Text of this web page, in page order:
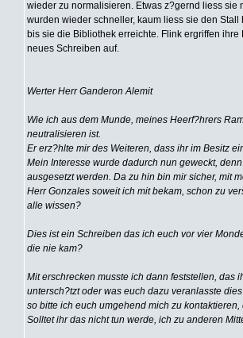
wieder zu normalisieren. Etwas z?gernd liess
wurden wieder schneller, kaum liess sie den
bis sie die Bibliothek erreichte. Flink ergriffen
neues Schreiben auf.
Werter Herr Ganderon Alemit
Wie ich aus dem Munde, meines Heerf?hrers
neutralisieren ist.
Er erz?hlte mir des Weiteren, dass ihr im Besitz
Mein Interesse wurde dadurch nun geweckt,
ausgesetzt werden. Da zu hin bin mir sicher, mit
Herr Gonzales soweit ich mit bekam, schon zu
alle wissen?
Dies ist ein Schreiben das ich euch vor vier
die nie kam?
Mit erschrecken musste ich dann feststellen, das
untersch?tzt oder was euch dazu veranlasste
so bitte ich euch umgehend mich zu
Solltet ihr das nicht tun werde, ich zu anderen